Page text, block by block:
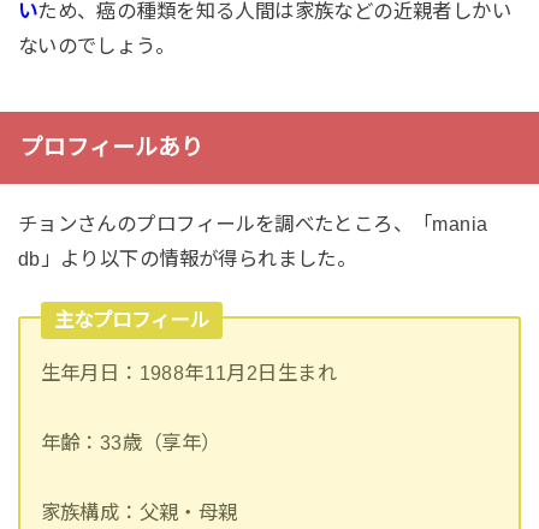
いため、癌の種類を知る人間は家族などの近親者しかい
ないのでしょう。
プロフィールあり
チョンさんのプロフィールを調べたところ、「mania
db」より以下の情報が得られました。
主なプロフィール
生年月日：1988年11月2日生まれ
年齢：33歳（享年）
家族構成：父親・母親